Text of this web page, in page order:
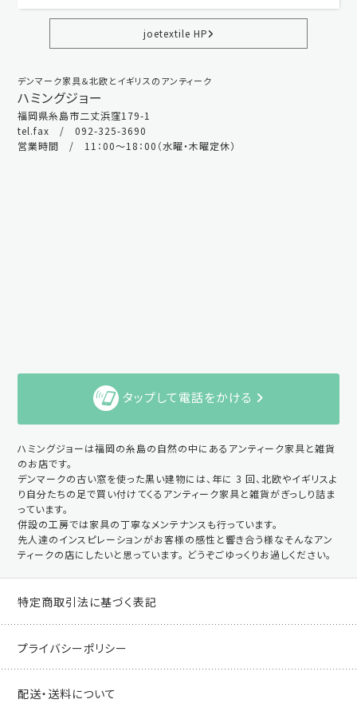
joetextile HP
デンマーク家具＆北欧とイギリスのアンティーク
ハミングジョー
福岡県糸島市二丈浜窪179-1
tel.fax / 092-325-3690
営業時間 / 11：00～18：00（水曜・木曜定休）
タップして電話をかける
ハミングジョーは福岡の糸島の自然の中にあるアンティーク家具と雑貨
のお店です。
デンマークの古い窓を使った黒い建物には、年に 3 回、北欧やイギリスよ
り自分たちの足で買い付けてくるアンティーク家具と雑貨がぎっしり詰ま
っています。
併設の工房では家具の丁寧なメンテナンスも行っています。
先人達のインスピレーションがお客様の感性と響き合う様なそんなアン
ティークの店にしたいと思っています。 どうぞごゆっくりお過しください。
特定商取引法に基づく表記
プライバシーポリシー
配送・送料について